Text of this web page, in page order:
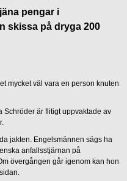
pengar i
skissa på dryga 200
mycket väl vara en person knuten
är flitigt uppvaktade av
jakten. Engelsmännen sägs ha
anfallsstjärnan på
övergången går igenom kan hon